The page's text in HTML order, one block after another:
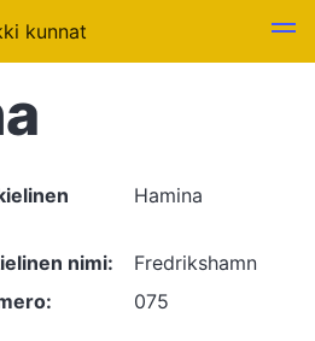
kunnat
Hamina
nimi:
Fredrikshamn
075